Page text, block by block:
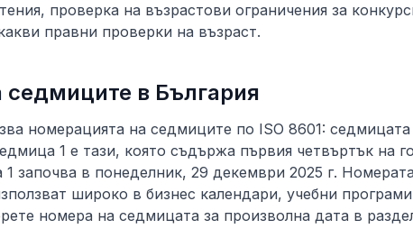
проверка на възрастови ограничения за
правни проверки на възраст.
в България
номерацията на седмиците по ISO 8601:
1 е тази, която съдържа първия четвъртък на
1 започва в понеделник, 29 декември 2025 г.
широко в бизнес календари, учебни
номера на седмицата за произволна дата в